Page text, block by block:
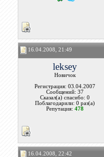
16.04.2008, 21:49
leksey
Новичок
Регистрация: 03.04.2007
Сообщений: 37
Сказал(а) спасибо: 0
Поблагодарили: 0 раз(а)
Репутация:478
16.04.2008, 22:42